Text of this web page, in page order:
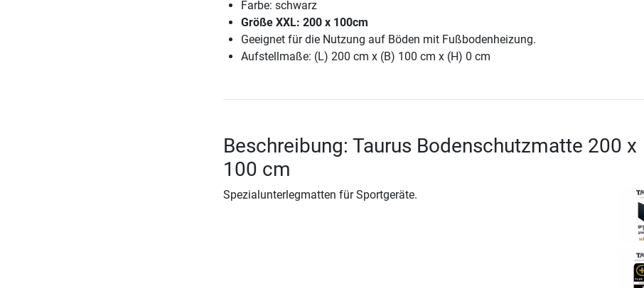
Farbe: schwarz
Größe XXL: 200 x 100cm
Geeignet für die Nutzung auf Böden mit Fußbodenheizung.
Aufstellmaße: (L) 200 cm x (B) 100 cm x (H) 0 cm
Beschreibung: Taurus Bodenschutzmatte 200 x
100 cm
Spezialunterlegmatten für Sportgeräte.